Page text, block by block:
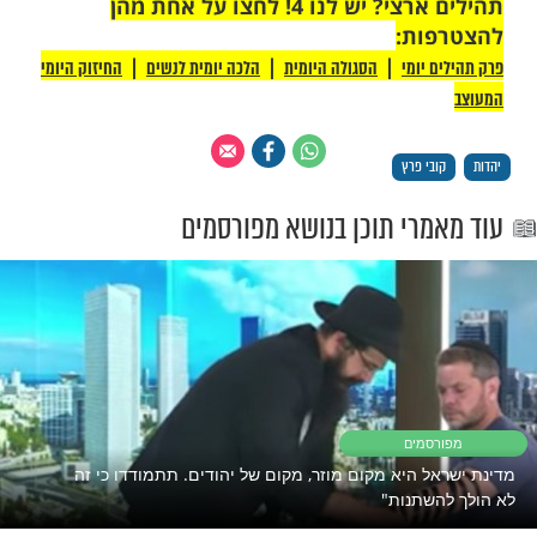
רק לקבוצת ווטסאפ אחת מבית מוקד